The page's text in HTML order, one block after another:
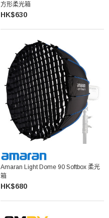
方形柔光箱
HK$630
Amaran Light Dome 90 Softbox 柔光
箱
HK$680